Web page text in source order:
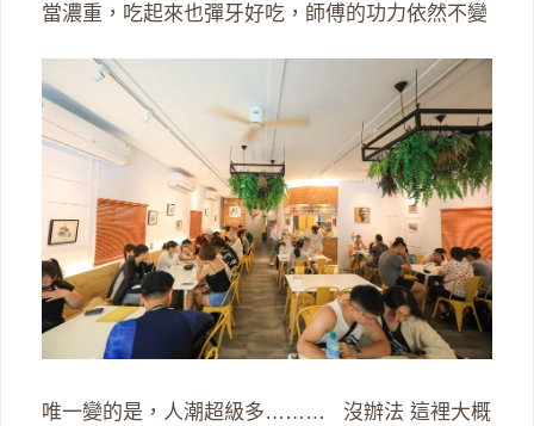
當濃重，吃起來也彈牙好吃，師傅的功力依然不變
唯一變的是，人潮超級多……… 沒辦法 這裡大概